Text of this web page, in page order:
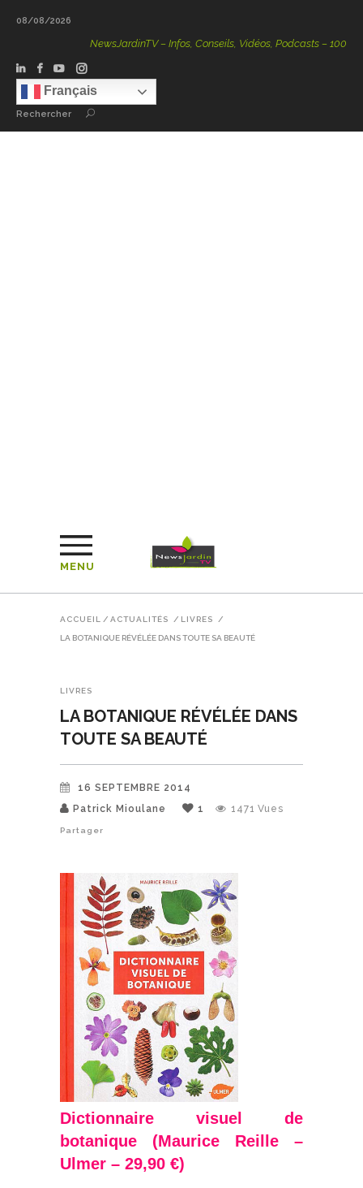
08/08/2026
NewsJardinTV – Infos, Conseils, Vidéos, Podcasts – 100 %
Français
Rechercher
MENU
ACCUEIL / ACTUALITÉS / LIVRES /
LA BOTANIQUE RÉVÉLÉE DANS TOUTE SA BEAUTÉ
LIVRES
LA BOTANIQUE RÉVÉLÉE DANS
TOUTE SA BEAUTÉ
16 SEPTEMBRE 2014
Patrick Mioulane
1 1471 Vues
Partager
Dictionnaire visuel de
botanique (Maurice Reille –
Ulmer – 29,90 €)